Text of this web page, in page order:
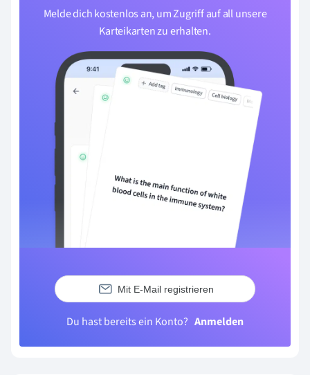
Melde dich kostenlos an, um Zugriff auf all unsere
Karteikarten zu erhalten.
Mit E-Mail registrieren
Du hast bereits ein Konto? Anmelden